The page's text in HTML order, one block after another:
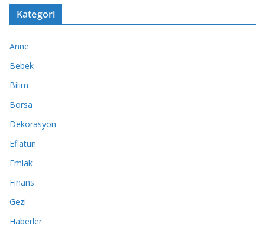
Kategori
Anne
Bebek
Bilim
Borsa
Dekorasyon
Eflatun
Emlak
Finans
Gezi
Haberler